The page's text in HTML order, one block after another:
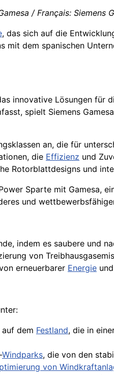
/ Français: Siemens
, das sich auf die
dem spanischen
innovative Lösungen für
spielt Siemens
an, die für
die Effizienz und
Rotorblattdesigns und
Sparte mit Gamesa,
und
indem es saubere und
von
erneuerbarer Energie
dem Festland, die in
Windparks, die von den
von